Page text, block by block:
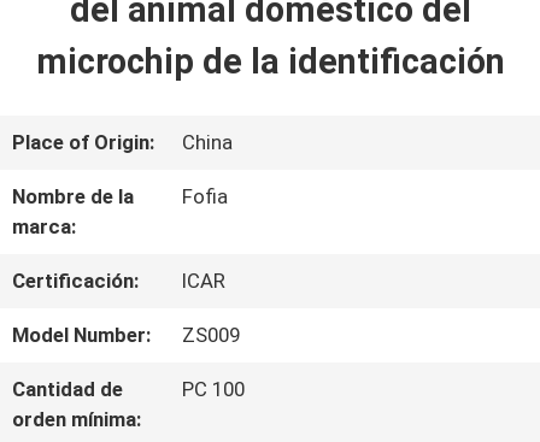
VIDEOS
NOSOTROS
LA
del animal doméstico del
microchip de la identificación
Place of Origin: China
Nombre de la
marca:
Fofia
Certificación: ICAR
Model Number: ZS009
Cantidad de
orden mínima:
PC 100